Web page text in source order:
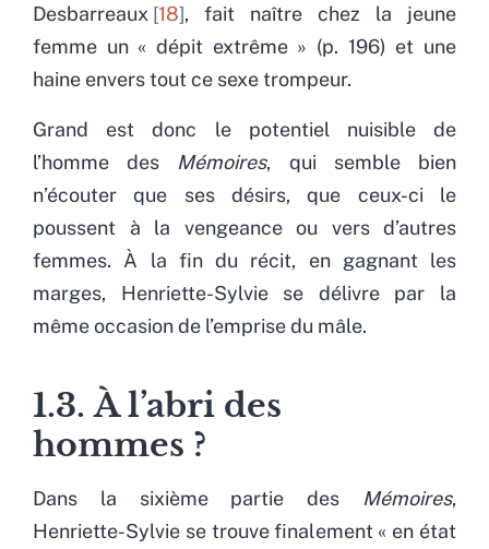
Desbarreaux 18 , fait naître chez la jeune
femme un « dépit extrême » (p. 196) et une
haine envers tout ce sexe trompeur.
Grand est donc le potentiel nuisible de
l’homme des Mémoires, qui semble bien
n’écouter que ses désirs, que ceux-ci le
poussent à la vengeance ou vers d’autres
femmes. À la fin du récit, en gagnant les
marges, Henriette-Sylvie se délivre par la
même occasion de l’emprise du mâle.
1.3. À l’abri des
hommes ?
Dans la sixième partie des Mémoires,
Henriette-Sylvie se trouve finalement « en état